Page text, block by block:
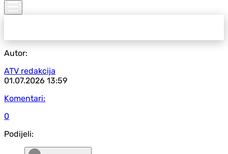
Autor:
ATV redakcija
01.07.2026 13:59
Komentari:
0
Podijeli: